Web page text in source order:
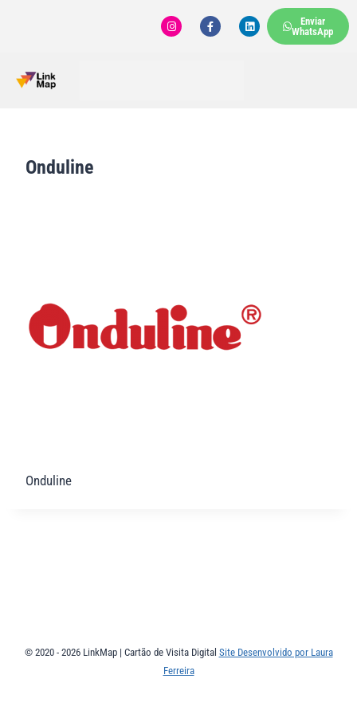
Enviar
WhatsApp
Onduline
Onduline
© 2020 - 2026 LinkMap | Cartão de Visita Digital Site Desenvolvido por Laura
Ferreira